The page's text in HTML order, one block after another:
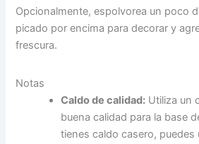
Opcionalmente, espolvorea un poco
picado por encima para decorar y
frescura.
Notas
Caldo de calidad: Utiliza un
buena calidad para la base
tienes caldo casero, puedes